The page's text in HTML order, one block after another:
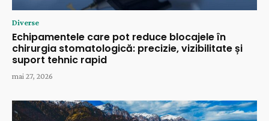
Diverse
Echipamentele care pot reduce blocajele în
chirurgia stomatologică: precizie, vizibilitate și
suport tehnic rapid
mai 27, 2026